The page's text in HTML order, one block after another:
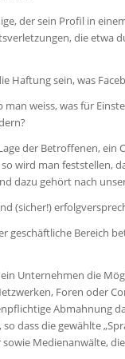
der sein Profil in
die etwa
Haftung sein, was
man weiss, was für
der Betroffenen,
wird man feststellen,
dazu gehört nach
(sicher!)
geschäftliche Bereich
Unternehmen die
Foren oder
Abmahnung
dass die gewählte
Medienanwälte,